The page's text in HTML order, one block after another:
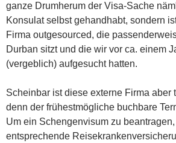
ganze Drumherum der Visa-Sache
Konsulat selbst gehandhabt, sondern
Firma outgesourced, die
Durban sitzt und die wir vor ca. einem
(vergeblich) aufgesucht hatten.
Scheinbar ist diese externe Firma aber
denn der frühestmögliche buchbare
Um ein Schengenvisum zu
entsprechende